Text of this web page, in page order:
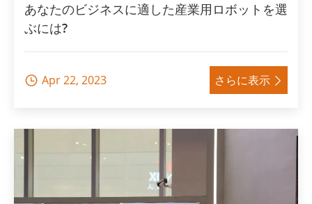
あなたのビジネスに適した産業用ロボットを選
ぶには?
 Apr 22, 2023 さらに表示 